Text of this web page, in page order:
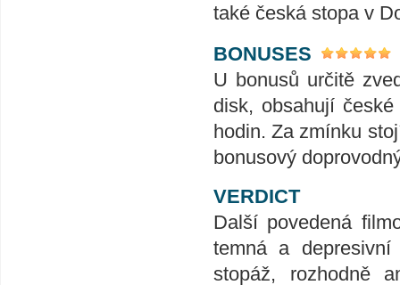
také česká stopa v
BONUSES
U bonusů určitě
disk, obsahují
hodin. Za zmínku
bonusový
VERDICT
Další povedená
temná a
stopáž, rozhodně